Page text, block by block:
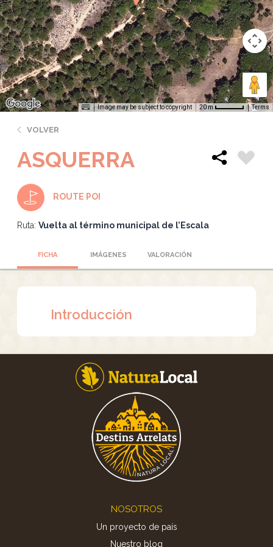
Image may be subject to copyright 20 m Terms
VOLVER
ASQUERRA
ROUTE POI
Ruta: Vuelta al término municipal de l’Escala
FICHA IMÁGENES VALORACIÓN
Introducción
NOSOTROS
Un proyecto de país
Nuestro blog